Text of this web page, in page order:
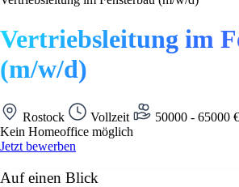
Vertriebsleitung im
(m/w/d)
Rostock Vollzeit
50000 - 65000
Kein Homeoffice möglich
Jetzt bewerben
Auf einen Blick